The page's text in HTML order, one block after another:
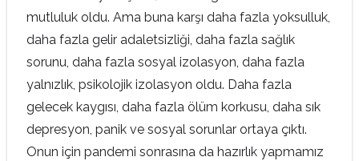
mutluluk oldu. Ama buna karşı daha fazla yoksulluk,
daha fazla gelir adaletsizliği, daha fazla sağlık
sorunu, daha fazla sosyal izolasyon, daha fazla
yalnızlık, psikolojik izolasyon oldu. Daha fazla
gelecek kaygısı, daha fazla ölüm korkusu, daha sık
depresyon, panik ve sosyal sorunlar ortaya çıktı.
Onun için pandemi sonrasına da hazırlık yapmamız